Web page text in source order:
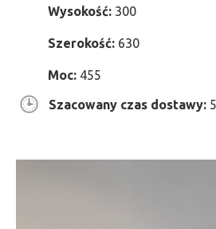
Wysokość: 300
Szerokość: 630
Moc: 455
Szacowany czas dostawy: